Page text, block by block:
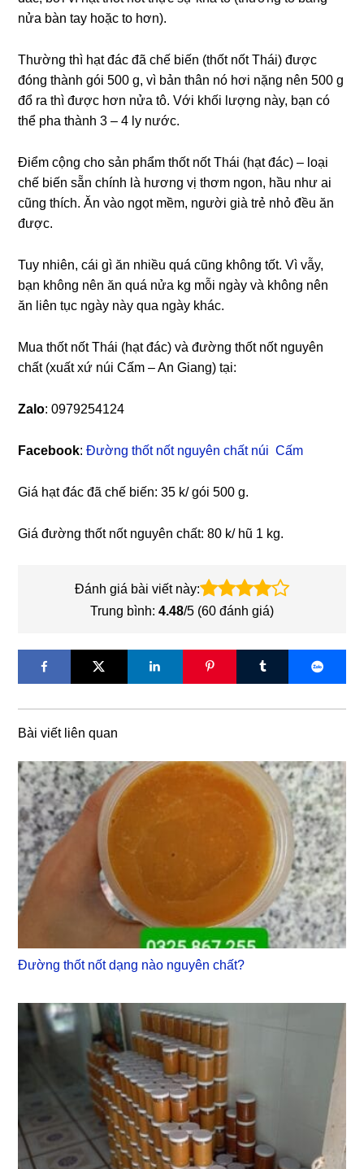
nửa bàn tay hoặc to hơn).
Thường thì hạt đác đã chế biến (thốt nốt Thái) được
đóng thành gói 500 g, vì bản thân nó hơi nặng nên 500 g
đổ ra thì được hơn nửa tô. Với khối lượng này, bạn có
thể pha thành 3 – 4 ly nước.
Điểm cộng cho sản phẩm thốt nốt Thái (hạt đác) – loại
chế biến sẵn chính là hương vị thơm ngon, hầu như ai
cũng thích. Ăn vào ngọt mềm, người già trẻ nhỏ đều ăn
được.
Tuy nhiên, cái gì ăn nhiều quá cũng không tốt. Vì vẫy,
bạn không nên ăn quá nửa kg mỗi ngày và không nên
ăn liên tục ngày này qua ngày khác.
Mua thốt nốt Thái (hạt đác) và đường thốt nốt nguyên
chất (xuất xứ núi Cấm – An Giang) tại:
Zalo: 0979254124
Facebook:Đường thốt nốt nguyên chất núi Cấm
Giá hạt đác đã chế biến: 35 k/ gói 500 g.
Giá đường thốt nốt nguyên chất: 80 k/ hũ 1 kg.
Đánh giá bài viết này:
Trung bình: 4.48/5 (60 đánh giá)
Bài viết liên quan
Đường thốt nốt dạng nào nguyên chất?